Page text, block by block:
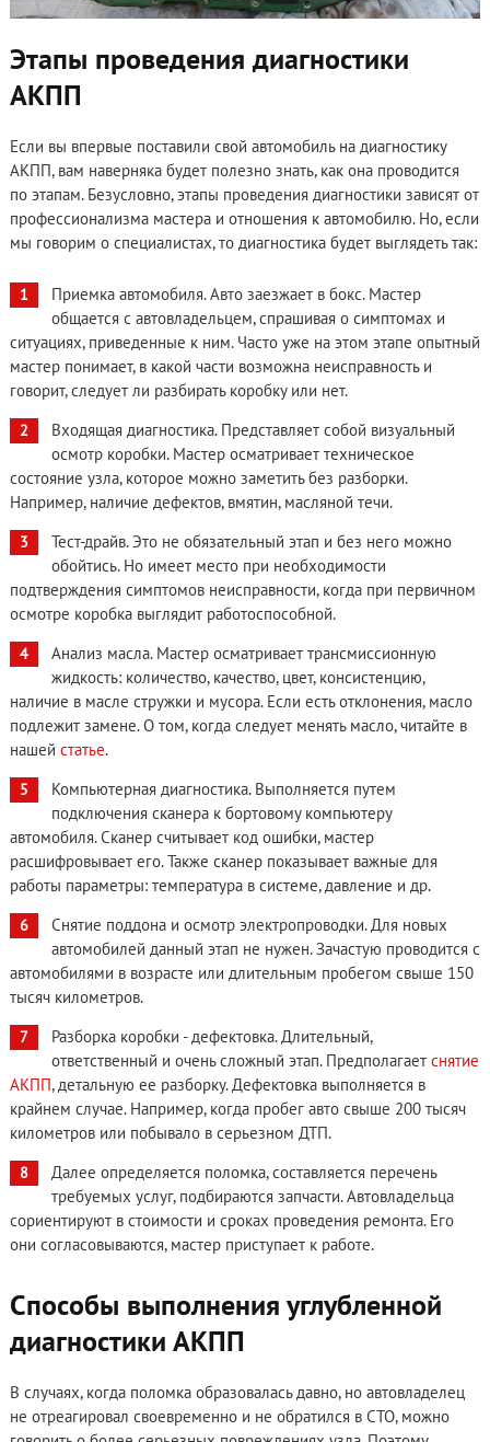
Этапы проведения диагностики
АКПП
Если вы впервые поставили свой автомобиль на диагностику
АКПП, вам наверняка будет полезно знать, как она проводится
по этапам. Безусловно, этапы проведения диагностики зависят от
профессионализма мастера и отношения к автомобилю. Но, если
мы говорим о специалистах, то диагностика будет выглядеть так:
Приемка автомобиля. Авто заезжает в бокс. Мастер
общается с автовладельцем, спрашивая о симптомах и
ситуациях, приведенные к ним. Часто уже на этом этапе опытный
мастер понимает, в какой части возможна неисправность и
говорит, следует ли разбирать коробку или нет.
Входящая диагностика. Представляет собой визуальный
осмотр коробки. Мастер осматривает техническое
состояние узла, которое можно заметить без разборки.
Например, наличие дефектов, вмятин, масляной течи.
Тест-драйв. Это не обязательный этап и без него можно
обойтись. Но имеет место при необходимости
подтверждения симптомов неисправности, когда при первичном
осмотре коробка выглядит работоспособной.
Анализ масла. Мастер осматривает трансмиссионную
жидкость: количество, качество, цвет, консистенцию,
наличие в масле стружки и мусора. Если есть отклонения, масло
подлежит замене. О том, когда следует менять масло, читайте в
нашей статье.
Компьютерная диагностика. Выполняется путем
подключения сканера к бортовому компьютеру
автомобиля. Сканер считывает код ошибки, мастер
расшифровывает его. Также сканер показывает важные для
работы параметры: температура в системе, давление и др.
Снятие поддона и осмотр электропроводки. Для новых
автомобилей данный этап не нужен. Зачастую проводится с
автомобилями в возрасте или длительным пробегом свыше 150
тысяч километров.
Разборка коробки - дефектовка. Длительный,
ответственный и очень сложный этап. Предполагает снятие
АКПП, детальную ее разборку. Дефектовка выполняется в
крайнем случае. Например, когда пробег авто свыше 200 тысяч
километров или побывало в серьезном ДТП.
Далее определяется поломка, составляется перечень
требуемых услуг, подбираются запчасти. Автовладельца
сориентируют в стоимости и сроках проведения ремонта. Его
они согласовываются, мастер приступает к работе.
Способы выполнения углубленной
диагностики АКПП
В случаях, когда поломка образовалась давно, но автовладелец
не отреагировал своевременно и не обратился в СТО, можно